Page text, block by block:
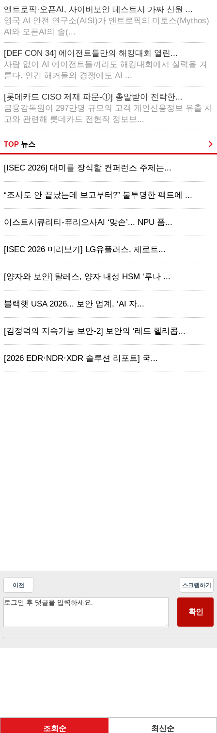
앤트로픽·오픈AI, 사이버보안 테스트서 가짜 신원 ...
영국 AI 안전 연구소(AISI)가 앤트로픽의 미토스(Mythos)
AI와 오픈AI의 솔(...
[DEF CON 34] 에이전트들만의 해킹대회 열린...
사람 없이 AI 에이전트들끼리도 해킹대회에서 실력을 겨
룬다. 인간 해커들의 경쟁에도 AI ...
[롯데카드 CISO 제재 파문-①] 총알받이 전락한...
금융감독원이 297만명 규모의 고객 개인신용정보 유출 사
고와 관련해 롯데카드 전현직 정보보...
TOP 뉴스
[ISEC 2026] 대미를 장식할 컨퍼런스 주제는...
“조사도 안 끝났는데 보고부터?” 불투명한 팩트에 ...
이스트시큐리티-퓨리오사AI ‘맞손’... NPU 품...
[ISEC 2026 미리보기] LG유플러스, 제로트...
[양자와 보안] 탈레스, 양자 내성 HSM ‘루나 ...
블랙햇 USA 2026... 보안 업계, ‘AI 자...
[김정덕의 지속가능 보안-2] 보안의 ‘레드 헬리콥...
[2026 EDR·NDR·XDR 솔루션 리포트] 국...
이전 스크랩하기
조회순 최신순